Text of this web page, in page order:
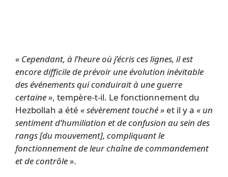
« Cependant, à l’heure où j’écris ces lignes, il est
encore difficile de prévoir une évolution inévitable
des événements qui conduirait à une guerre
certaine », tempère-t-il. Le fonctionnement du
Hezbollah a été « sévèrement touché » et il y a « un
sentiment d’humiliation et de confusion au sein des
rangs [du mouvement], compliquant le
fonctionnement de leur chaîne de commandement
et de contrôle ».